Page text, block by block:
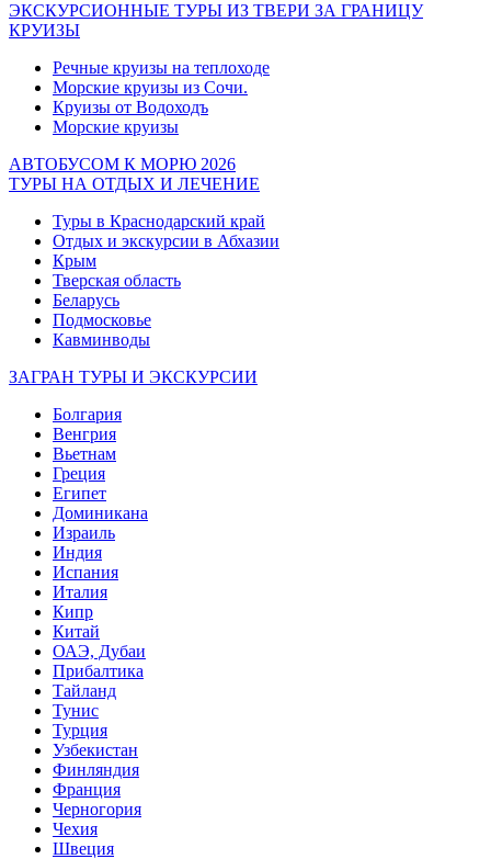
ЭКСКУРСИОННЫЕ ТУРЫ ИЗ ТВЕРИ ЗА ГРАНИЦУ
КРУИЗЫ
Речные круизы на теплоходе
Морские круизы из Сочи.
Круизы от Водоходъ
Морские круизы
АВТОБУСОМ К МОРЮ 2026
ТУРЫ НА ОТДЫХ И ЛЕЧЕНИЕ
Туры в Краснодарский край
Отдых и экскурсии в Абхазии
Крым
Тверская область
Беларусь
Подмосковье
Кавминводы
ЗАГРАН ТУРЫ И ЭКСКУРСИИ
Болгария
Венгрия
Вьетнам
Греция
Египет
Доминикана
Израиль
Индия
Испания
Италия
Кипр
Китай
ОАЭ, Дубаи
Прибалтика
Тайланд
Тунис
Турция
Узбекистан
Финляндия
Франция
Черногория
Чехия
Швеция